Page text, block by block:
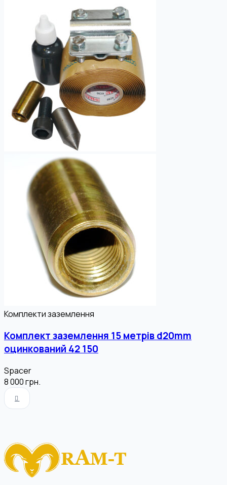
Комплекти заземлення
Комплект заземлення 15 метрів d20mm
оцинкований 42 150
Spacer
8 000грн.